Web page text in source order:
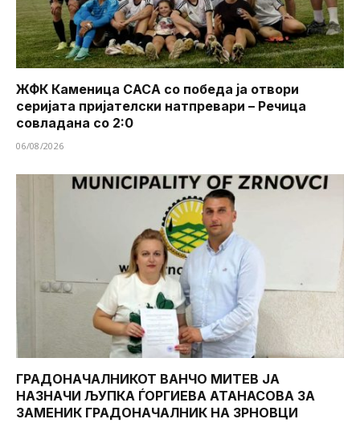
ЖФК Каменица САСА со победа ја отвори
серијата пријателски натпревари – Речица
совладана со 2:0
06/08/2026
ГРАДОНАЧАЛНИКОТ ВАНЧО МИТЕВ ЈА
НАЗНАЧИ ЉУПКА ЃОРГИЕВА АТАНАСОВА ЗА
ЗАМЕНИК ГРАДОНАЧАЛНИК НА ЗРНОВЦИ